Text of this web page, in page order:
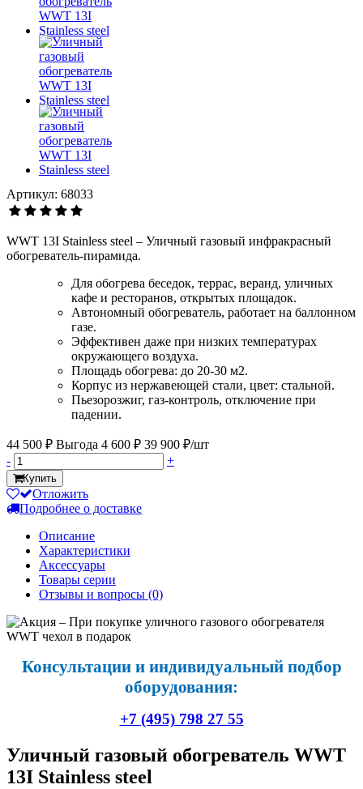
Артикул: 68033
WWT 13I Stainless steel – Уличный газовый инфракрасный
обогреватель-пирамида.
Для обогрева беседок, террас, веранд, уличных
кафе и ресторанов, открытых площадок.
Автономный обогреватель, работает на баллонном
газе.
Эффективен даже при низких температурах
окружающего воздуха.
Площадь обогрева: до 20-30 м2.
Корпус из нержавеющей стали, цвет: стальной.
Пьезорозжиг, газ-контроль, отключение при
падении.
44 500 ₽ Выгода 4 600 ₽ 39 900 ₽/шт
-
+
Купить
Отложить
Подробнее о доставке
Описание
Характеристики
Аксессуары
Товары серии
Отзывы и вопросы (0)
Консультации и индивидуальный подбор
оборудования:
+7 (495) 798 27 55
Уличный газовый обогреватель WWT
13I Stainless steel